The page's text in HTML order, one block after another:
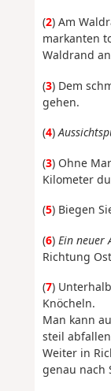
(2) Am
markanten
Waldrand
(3) Dem
gehen.
(4)
(3) Ohne
Kilometer
(5) Biegen
(6) Ein neuer
Richtung
(7)
Knöcheln.
Man kann
steil
Weiter in
genau nach